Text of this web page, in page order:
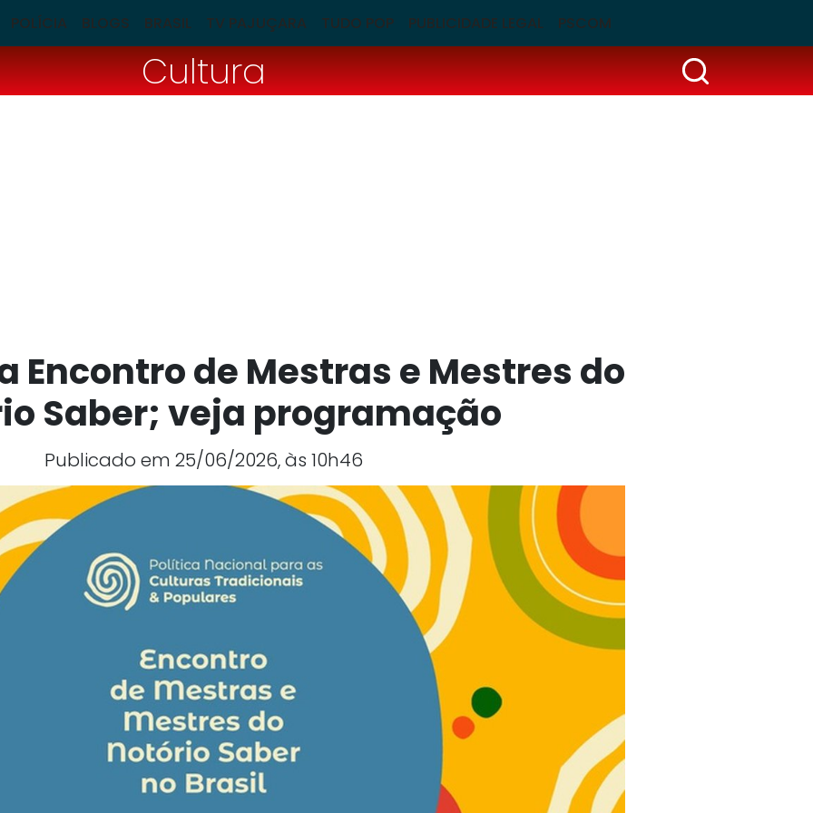
POLÍCIA BLOGS BRASIL TV PAJUÇARA TUDO POP PUBLICIDADE LEGAL PSCOM
Cultura
Encontro de Mestras e Mestres do
Saber; veja programação
Publicado em 25/06/2026, às 10h46